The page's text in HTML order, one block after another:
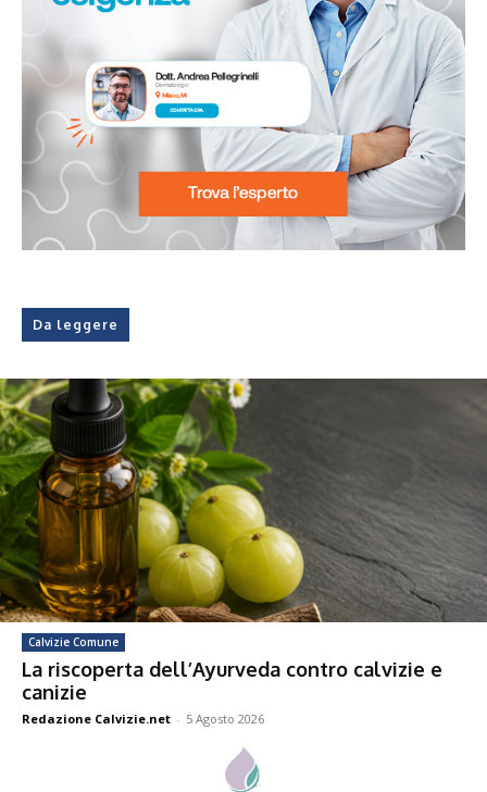
Da leggere
Calvizie Comune
La riscoperta dell’Ayurveda contro calvizie e
canizie
Redazione Calvizie.net - 5 Agosto 2026